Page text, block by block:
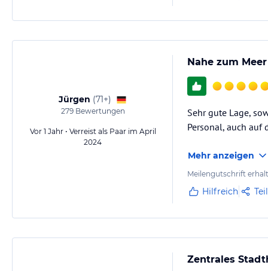
Jürgen (71+)
279Bewertungen
Vor 1 Jahr • Verreist als Paar im April
2024
Nahe zum
Sehr gute Lage,
Personal, auch auf
Mehr anzeigen
Meilengutschrift
Hilfreich
Zentrales